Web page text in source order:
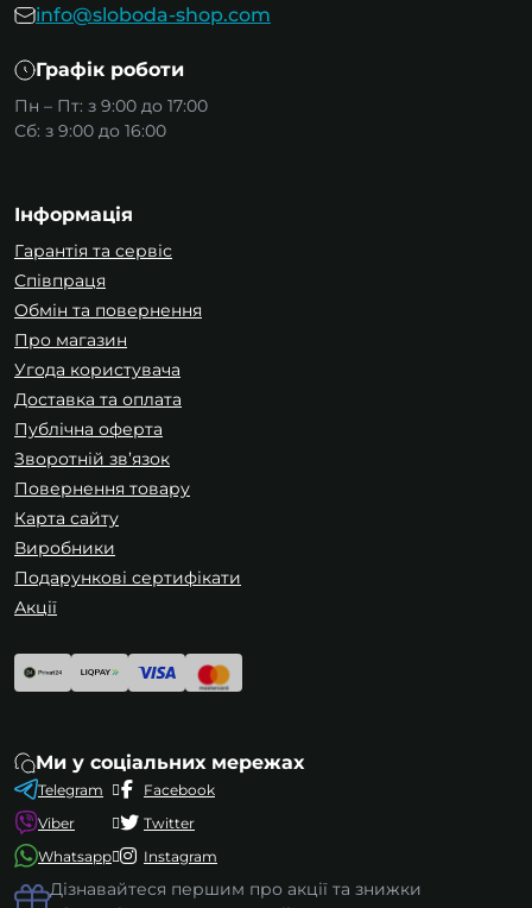
info@sloboda-shop.com
Графік роботи
Пн – Пт: з 9:00 до 17:00
Сб: з 9:00 до 16:00
Інформація
Гарантія та сервіс
Співпраця
Обмін та повернення
Про магазин
Угода користувача
Доставка та оплата
Публічна оферта
Зворотній зв’язок
Повернення товару
Карта сайту
Виробники
Подарункові сертифікати
Акції
Ми у соціальних мережах
Telegram
Viber
Whatsapp
Facebook
Twitter
Instagram
Дізнавайтеся першим про акції та знижки